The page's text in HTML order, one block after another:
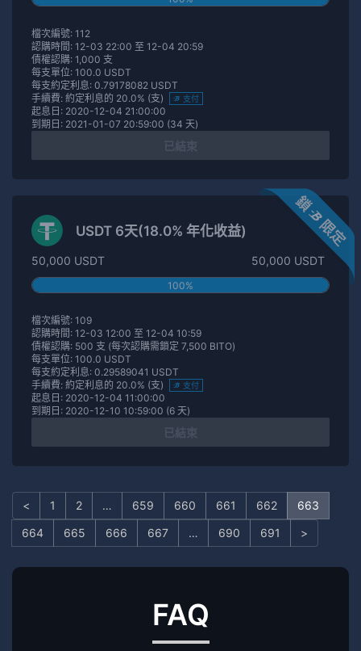
檔次編號: 112
認購時間: 12-03 22:00 至 12-04 20:59
債權認購: 1,000 支
每支單位: 100.0 USDT
每支約定利息: 0.79178082 USDT
手續費: 約定利息的 20.0% (支)
支付
起息日: 2020-12-04 21:00:00
到期日: 2021-01-07 20:59:00 (34 天)
USDT 6天(18.0% 年化收益)
50,000 USDT 50,000 USDT
100%
檔次編號: 109
認購時間: 12-03 12:00 至 12-04 10:59
債權認購: 500 支 (每次認購需鎖定 7,500 BITO)
每支單位: 100.0 USDT
每支約定利息: 0.29589041 USDT
手續費: 約定利息的 20.0% (支)
支付
起息日: 2020-12-04 11:00:00
到期日: 2020-12-10 10:59:00 (6 天)
< 1 2 … 659 660 661 662
663
664
665 666 667 … 690 691 >
FAQ